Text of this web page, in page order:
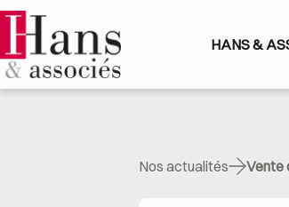
contenu
HANS &
Nos actualités Vente